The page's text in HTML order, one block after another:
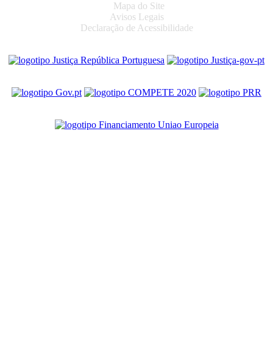
Mapa do Site
Avisos Legais
Declaração de Acessibilidade